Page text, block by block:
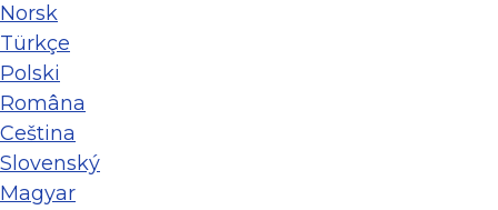
Norsk
Türkçe
Polski
Româna
Ceština
Slovenský
Magyar